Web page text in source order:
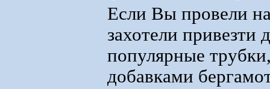
Если Вы провели
захотели
популярные
добавками